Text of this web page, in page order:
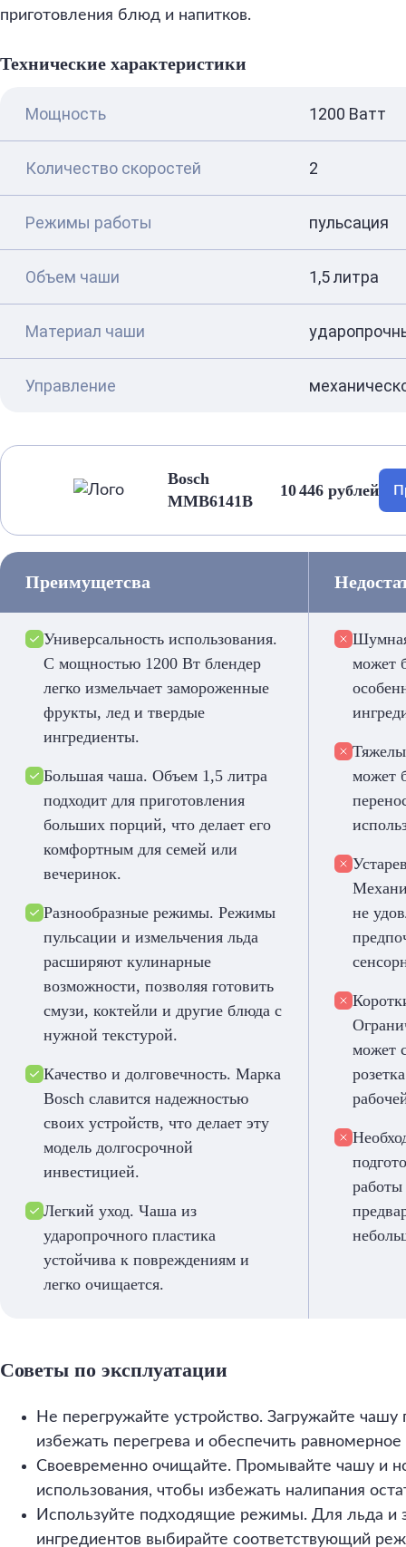
приготовления блюд и напитков.
Технические характеристики
Мощность 1200 Ватт
Количество скоростей 2
Режимы работы пульсация
Объем чаши 1,5 литра
Материал чаши
Управление
Bosch
MMB6141B
10 446 рублей
Преимущетсва
Универсальность использования.
С мощностью 1200 Вт блендер
легко измельчает замороженные
фрукты, лед и твердые
ингредиенты.
Большая чаша. Объем 1,5 литра
подходит для приготовления
больших порций, что делает его
комфортным для семей или
вечеринок.
Разнообразные режимы. Режимы
пульсации и измельчения льда
расширяют кулинарные
возможности, позволяя готовить
смузи, коктейли и другие блюда с
нужной текстурой.
Качество и долговечность. Марка
Bosch славится надежностью
своих устройств, что делает эту
модель долгосрочной
инвестицией.
Легкий уход. Чаша из
ударопрочного пластика
устойчива к повреждениям и
легко очищается.
может
может
не
может
Советы по эксплуатации
Не перегружайте устройство. Загружайте чашу
избежать перегрева и обеспечить
Своевременно очищайте. Промывайте чашу и
использования, чтобы избежать налипания
Используйте подходящие режимы. Для льда и
ингредиентов выбирайте соответствующий